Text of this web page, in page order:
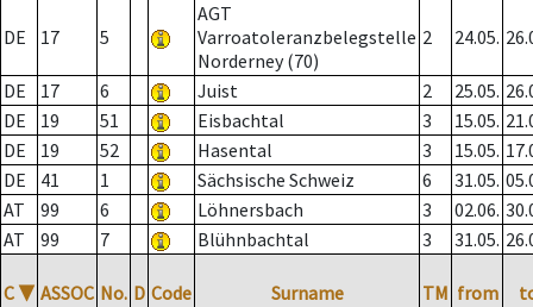
DE 17 5
AGT
Varroatoleranzbelegstelle
Norderney (70)
2 24.05.
DE 17 6 Juist 2 25.05.
DE
19 51 Eisbachtal 3 15.05.
DE
19 52 Hasental 3 15.05.
DE
41 1 Sächsische Schweiz 6 31.05.
AT
99 6 Löhnersbach 3 02.06.
AT
99 7 Blühnbachtal 3 31.05.
C ▼ ASSOC No. D Code Surname TM from